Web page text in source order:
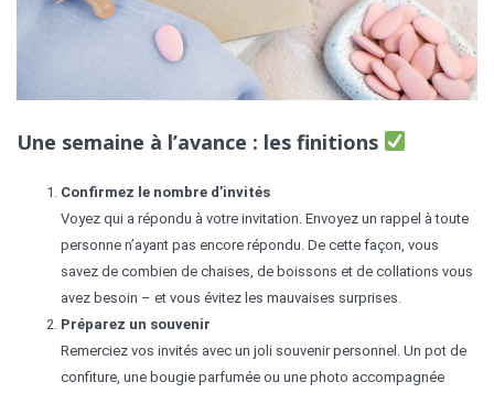
Une semaine à l’avance : les finitions
Confirmez le nombre d’invités
Voyez qui a répondu à votre invitation. Envoyez un rappel à toute
personne n’ayant pas encore répondu. De cette façon, vous
savez de combien de chaises, de boissons et de collations vous
avez besoin – et vous évitez les mauvaises surprises.
Préparez un souvenir
Remerciez vos invités avec un joli souvenir personnel. Un pot de
confiture, une bougie parfumée ou une photo accompagnée